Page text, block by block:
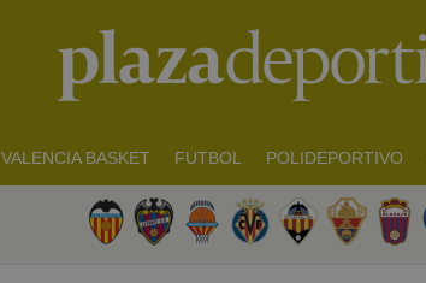
VALENCIA BASKET FUTBOL POLIDEPORTIVO